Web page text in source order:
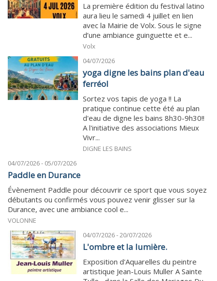
La première édition du festival latino
aura lieu le samedi 4 juillet en lien
avec la Mairie de Volx. Sous le signe
d’une ambiance guinguette et e...
Volx
04/07/2026
yoga digne les bains plan d'eau
ferréol
Sortez vos tapis de yoga !! La
pratique continue cette été au plan
d'eau de digne les bains 8h30-9h30!!
A l'initiative des associations Mieux
Vivr...
DIGNE LES BAINS
04/07/2026 - 05/07/2026
Paddle en Durance
Évènement Paddle pour découvrir ce sport que vous soyez
débutants ou confirmés vous pouvez venir glisser sur la
Durance, avec une ambiance cool e...
VOLONNE
04/07/2026 - 20/07/2026
L'ombre et la lumière.
Exposition d'Aquarelles du peintre
artistique Jean-Louis Muller A Sainte